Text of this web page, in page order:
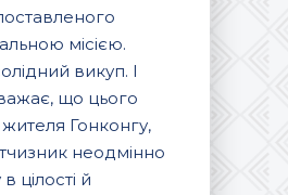
місією.
викуп. І
що цього
Гонконгу,
неодмінно
й